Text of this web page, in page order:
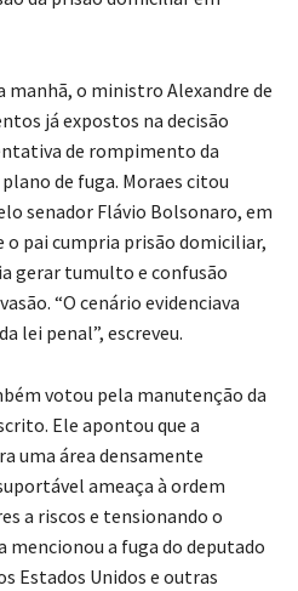
o ministro Alexandre de
já expostos na decisão
de rompimento da
de fuga. Moraes citou
senador Flávio Bolsonaro, em
pai cumpria prisão domiciliar,
gerar tumulto e confusão
“O cenário evidenciava
lei penal”, escreveu.
votou pela manutenção da
Ele apontou que a
uma área densamente
ameaça à ordem
a riscos e tensionando o
mencionou a fuga do deputado
Estados Unidos e outras